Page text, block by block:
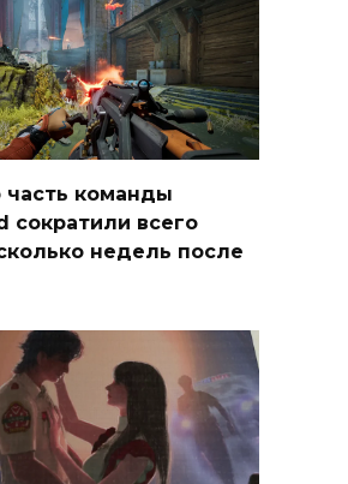
команды
сократили всего
недель после